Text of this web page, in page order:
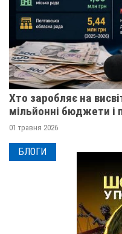
Хто заробляє на
мільйонні бюджети і
01 травня 2026
БЛОГИ